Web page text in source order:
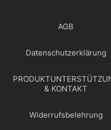
AGB
Datenschutzerklärung
& KONTAKT
Widerrufsbelehrung